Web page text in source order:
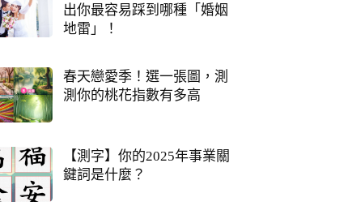
出你最容易踩到哪種「婚姻
地雷」！
春天戀愛季！選一張圖，測
測你的桃花指數有多高
【測字】你的2025年事業關
鍵詞是什麼？